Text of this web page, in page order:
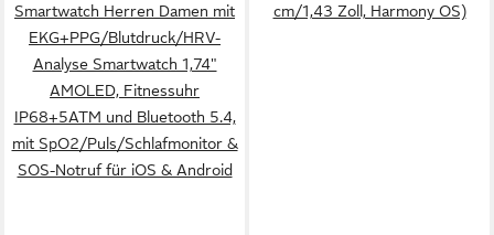
Smartwatch Herren Damen mit
EKG+PPG/Blutdruck/HRV-
Analyse Smartwatch 1,74"
AMOLED, Fitnessuhr
IP68+5ATM und Bluetooth 5.4,
mit SpO2/Puls/Schlafmonitor &
SOS-Notruf für iOS & Android
cm/1,43 Zoll, Harmony OS)